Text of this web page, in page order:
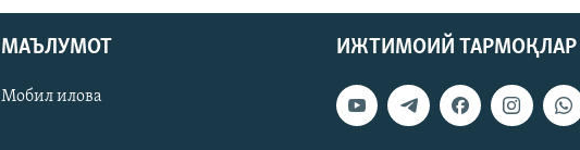
ИЖТИМОИЙ ТАРМОҚЛАР
МАЪЛУМОТ
Мобил илова